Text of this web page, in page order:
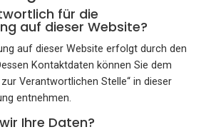
für die
auf dieser Website?
auf dieser Website erfolgt durch den
Kontaktdaten können Sie dem
Verantwortlichen Stelle“ in dieser
entnehmen.
Ihre Daten?